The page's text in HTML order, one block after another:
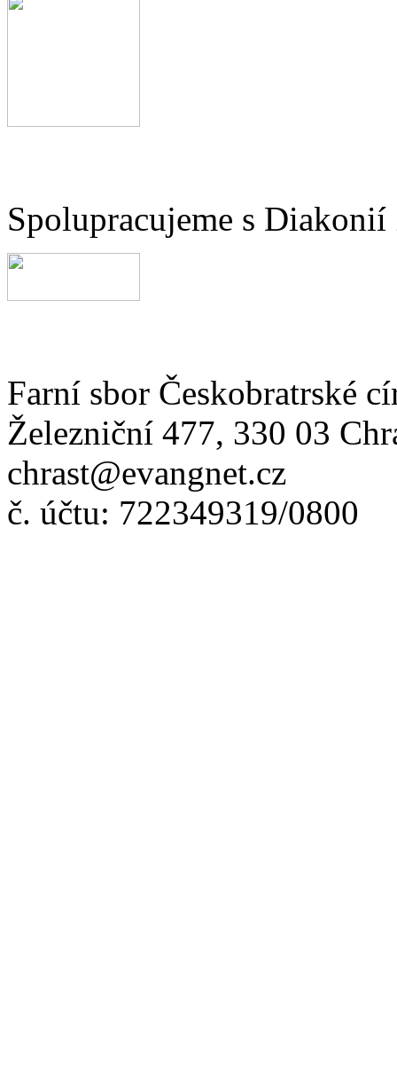
Spolupracujeme s Diakonií
Farní sbor Českobratrské
Železniční 477, 330 03
chrast@evangnet.cz
č. účtu: 722349319/0800